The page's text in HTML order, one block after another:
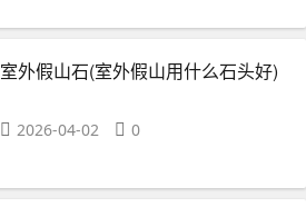
室外假山石(室外假山用什么石头好)
2026-04-02 0